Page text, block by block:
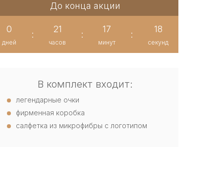
До конца акции
0
дней
:
21
часов
:
17
минут
:
17
секунд
В комплект входит:
легендарные очки
фирменная коробка
салфетка из микрофибры с логотипом